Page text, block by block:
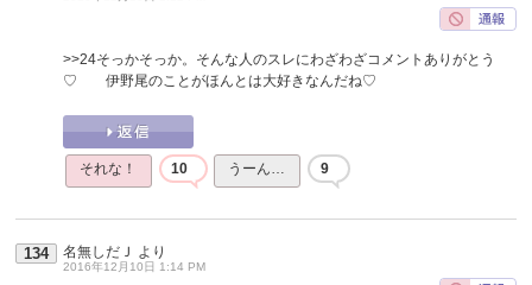
>>24そっかそっか。そんな人のスレにわざわざコメントありがとう
♡ 伊野尾のことがほんとは大好きなんだね♡
それな！ 10 うーん… 9
134 名無しだＪ より
2016年12月10日 1:14 PM